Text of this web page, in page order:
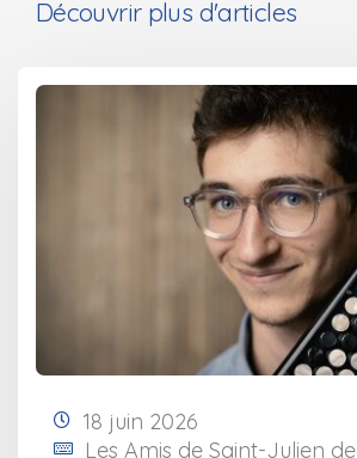
Découvrir plus d'articles
18 juin 2026
Les Amis de Saint-Julien de